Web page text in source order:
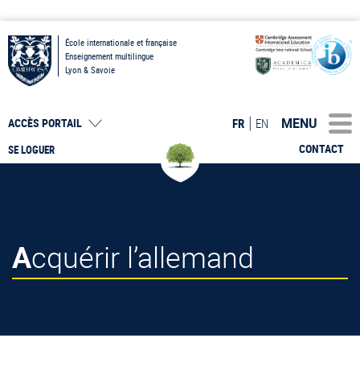
École internationale et française
Enseignement multilingue
Lyon & Savoie
SE LOGUER
ACCÈS PORTAIL
CONTACT
FR EN MENU
Acquérir l’allemand